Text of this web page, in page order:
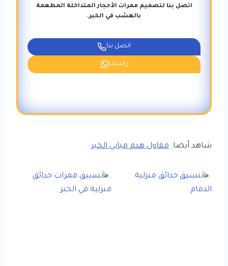
اتصل بنا لتصميم ممرات الأحجار المتداخلة المطعمة
بالعشب في الخبر.
اتصل بنا
راسلنا
شاهد أيضا: مقاول هدم مباني الخبر